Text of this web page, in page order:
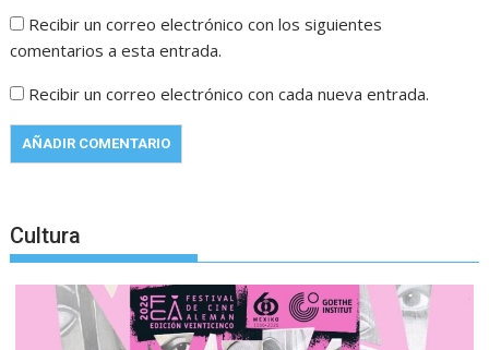
Recibir un correo electrónico con los siguientes
comentarios a esta entrada.
Recibir un correo electrónico con cada nueva entrada.
Cultura